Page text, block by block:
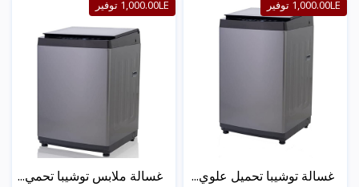
1,000.00LE توفير
غسالة توشيبا تحميل علوي...
1,000.00LE توفير
غسالة ملابس توشيبا تحمي...